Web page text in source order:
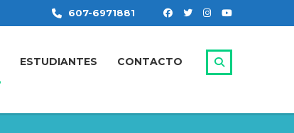
607-6971881
ESTUDIANTES CONTACTO